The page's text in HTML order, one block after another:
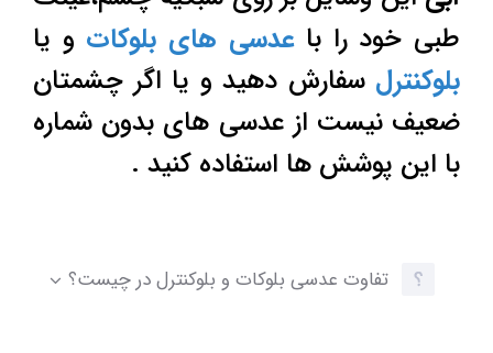
طبی خود را باعدسی های بلوکات و یا
بلوکنترل سفارش دهید و یا اگر چشمتان
ضعیف نیست از عدسی های بدون شماره
با این پوشش ها استفاده کنید .
تفاوت عدسی بلوکات و بلوکنترل در چیست؟